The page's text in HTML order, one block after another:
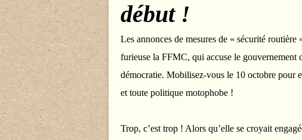
début !
Les annonces de mesures de « sécurité
furieuse la FFMC, qui accuse le gouvernement
démocratie. Mobilisez-vous le 10 octobre pour
et toute politique motophobe !
Trop, c’est trop ! Alors qu’elle se croyait